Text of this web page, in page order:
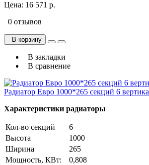
Цена: 16 571 р.
0 отзывов
В корзину
В закладки
В сравнение
Радиатор Евро 1000*265 секций 6
Характеристики радиаторы
Кол-во секций
6
Высота
1000
Ширина
265
Мощность, КВт:
0,808